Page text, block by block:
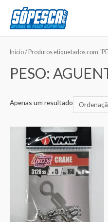
Início/ Produtos etiquetados com
PESO:
Apenas um resultado